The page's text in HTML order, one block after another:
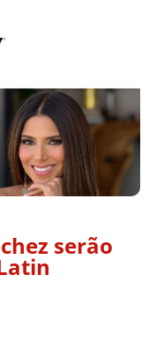
serão